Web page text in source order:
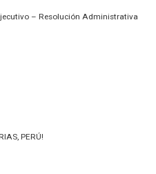
– Resolución Administrativa
PERÚ!